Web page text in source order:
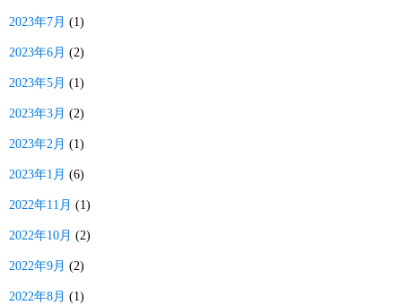
2023年7月 (1)
2023年6月 (2)
2023年5月 (1)
2023年3月 (2)
2023年2月 (1)
2023年1月 (6)
2022年11月 (1)
2022年10月 (2)
2022年9月 (2)
2022年8月 (1)